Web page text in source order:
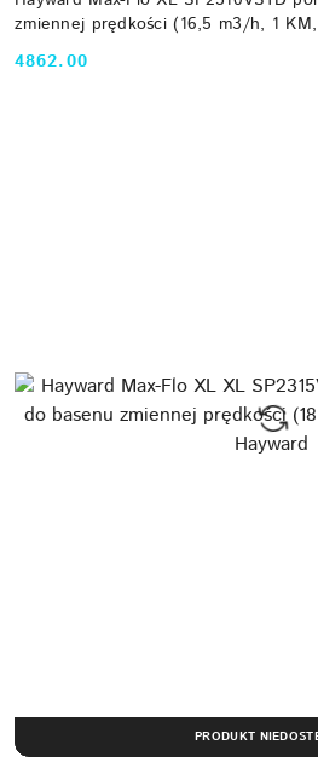
zmiennej prędkości (16,5 m3/h, 1
Cena:
4862.00
PRODUKT